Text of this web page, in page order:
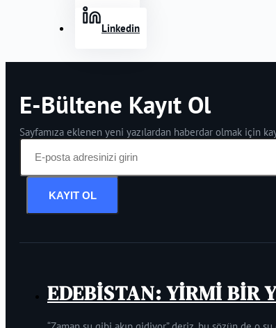
Linkedin
E-Bültene Kayıt Ol
Sayfamıza eklenen yeni yazılardan haberdar olmak için
KAYIT OL
EDEBİSTAN: YİRMİ BİR